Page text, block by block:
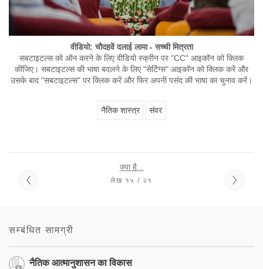
वीडियो: चौदहवें दलाई लामा - सच्ची मित्रता
सबटाइटल्स को ऑन करने के लिए वीडियो स्क्रीन पर "CC" आइकॉन को क्लिक
कीजिए। सबटाइटल्स की भाषा बदलने के लिए "सेटिंग्स" आइकॉन को क्लिक करें और
उसके बाद "सबटाइटल्स" पर क्लिक करें और फिर अपनी पसंद की भाषा का चुनाव करें।
नैतिक शास्त्र संवर
क्या है...
लेख १५ / २१
सम्बंधित सामग्री
नैतिक आत्मानुशासन का विकास